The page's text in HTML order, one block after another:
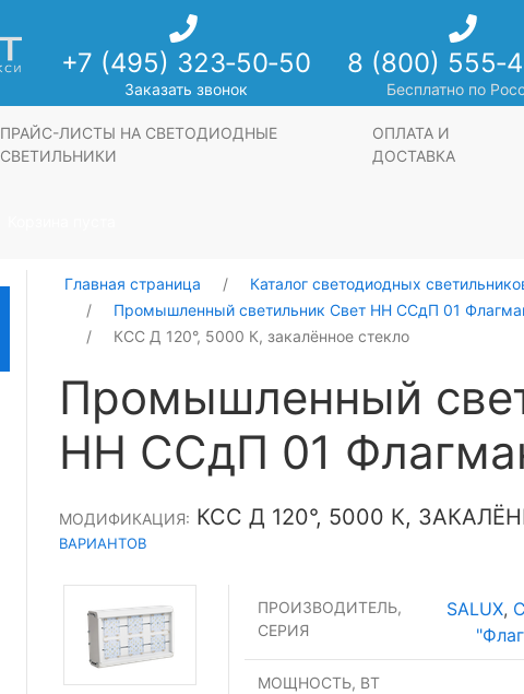
+7 (495) 323‑50‑50
Заказать звонок
8 (800)
Бесплатно по
ПРАЙС-ЛИСТЫ НА СВЕТОДИОДНЫЕ
СВЕТИЛЬНИКИ
ОПЛАТА И
ДОСТАВКА
Главная страница Каталог светодиодных
Промышленный светильник Свет НН ССдП 01
КСС Д 120°, 5000 К, закалённое стекло
Промышленный
НН ССдП 01
МОДИФИКАЦИЯ: КСС Д 120°, 5000 К,
ВАРИАНТОВ
ПРОИЗВОДИТЕЛЬ,
СЕРИЯ
SALUX,
МОЩНОСТЬ, ВТ